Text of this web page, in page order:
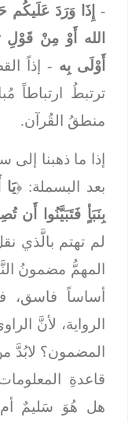
-إِذَا وَرَدَ عَلَيكُم
الله أَوْ مِنْ قَوْلِ
أَوْلَى بِه- إذاً
ترتبطُ ارتباطاً
منطقُ القُرآن.
إذا ما ذهبنا
بعد البسملة: ﴿يَا
بِنَبَأٍ فَتَبَيَّنُوا أَن
لم تهتم بالَّذي
المهمُّ مضمونُ
أساساً فاسق،
الرواية، لأنَّ
المضمون؟ لابُدَّ
قاعدةِ
هل هُوَ سَليمٌ أم